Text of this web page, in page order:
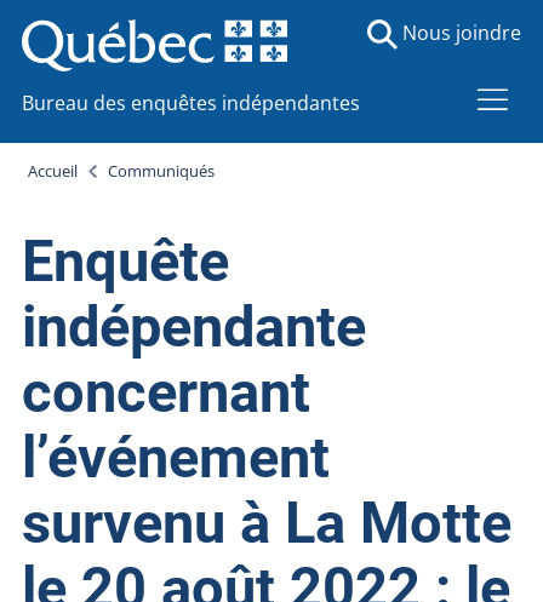
Bureau des enquêtes indépendantes
Nous joindre
Accueil Communiqués
Enquête
indépendante
concernant
l’événement
survenu à La Motte
le 20 août 2022 : le